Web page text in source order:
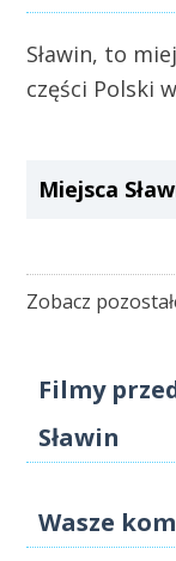
Sławin, to
części Polski
Miejsca
Zobacz
Filmy
Sławin
Wasze